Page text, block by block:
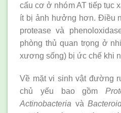
cấu cơ ở nhóm AT tiếp tục
ít bị ảnh hưởng hơn. Điều
protease và
phòng thủ quan trọng ở
xương sống) bị ức chế khi
Về mặt vi sinh vật đường
chủ yếu bao gồm
Actinobacteria và